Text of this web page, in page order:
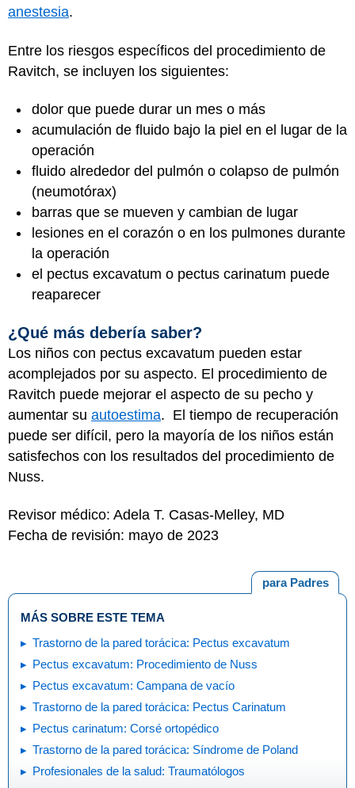
anestesia.
Entre los riesgos específicos del procedimiento de
Ravitch, se incluyen los siguientes:
dolor que puede durar un mes o más
acumulación de fluido bajo la piel en el lugar de la
operación
fluido alrededor del pulmón o colapso de pulmón
(neumotórax)
barras que se mueven y cambian de lugar
lesiones en el corazón o en los pulmones durante
la operación
el pectus excavatum o pectus carinatum puede
reaparecer
¿Qué más debería saber?
Los niños con pectus excavatum pueden estar
acomplejados por su aspecto. El procedimiento de
Ravitch puede mejorar el aspecto de su pecho y
aumentar su autoestima. El tiempo de recuperación
puede ser difícil, pero la mayoría de los niños están
satisfechos con los resultados del procedimiento de
Nuss.
Revisor médico: Adela T. Casas-Melley, MD
Fecha de revisión: mayo de 2023
para Padres
MÁS SOBRE ESTE TEMA
Trastorno de la pared torácica: Pectus excavatum
Pectus excavatum: Procedimiento de Nuss
Pectus excavatum: Campana de vacío
Trastorno de la pared torácica: Pectus Carinatum
Pectus carinatum: Corsé ortopédico
Trastorno de la pared torácica: Síndrome de Poland
Profesionales de la salud: Traumatólogos